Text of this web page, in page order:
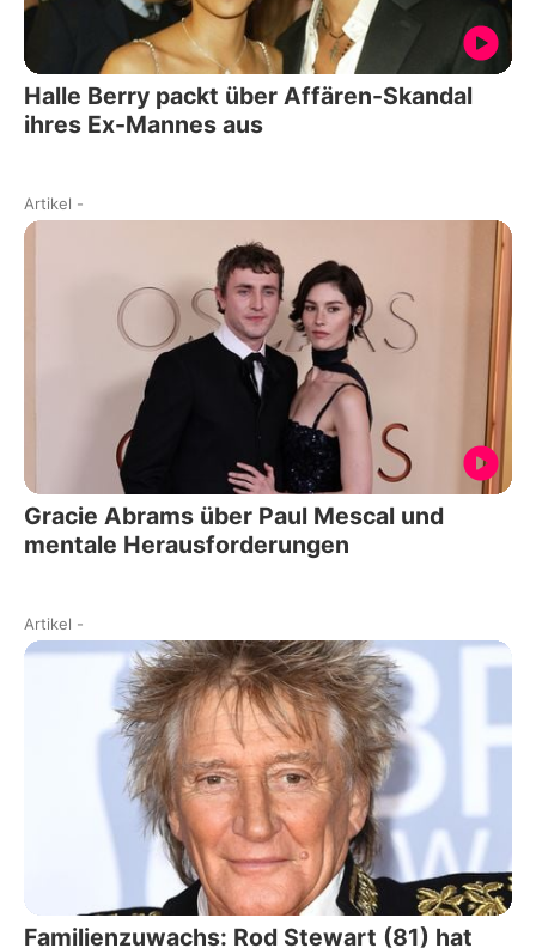
Halle Berry packt über Affären-Skandal
ihres Ex-Mannes aus
Artikel -
Gracie Abrams über Paul Mescal und
mentale Herausforderungen
Artikel -
Familienzuwachs: Rod Stewart (81) hat